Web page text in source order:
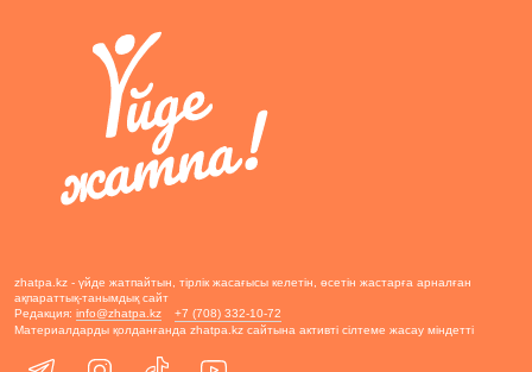
zhatpa.kz - үйде жатпайтын, тірлік жасағысы келетін, өсетін жастарға арналған
ақпараттық-танымдық сайт
Редакция: info@zhatpa.kz
+7 (708) 332-10-72
Материалдарды қолданғанда zhatpa.kz сайтына активті сілтеме жасау міндетті